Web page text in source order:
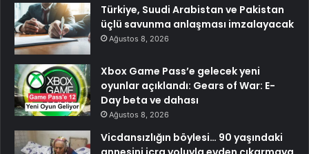
Türkiye, Suudi Arabistan ve Pakistan
üçlü savunma anlaşması imzalayacak
Ağustos 8, 2026
Xbox Game Pass’e gelecek yeni
oyunlar açıklandı: Gears of War: E-
Day beta ve dahası
Ağustos 8, 2026
Vicdansızlığın böylesi… 90 yaşındaki